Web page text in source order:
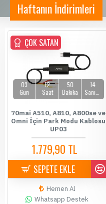
Haftanın İndirimleri
ÇOK SATAN
03
Gün
12
Saat
50
Dakika
13
70mai A510, A810, A800se ve
Omni İçin Park Modu Kablosu
UP03
1.779,90 TL
SEPETE EKLE
Hemen Al
Whatsapp Destek